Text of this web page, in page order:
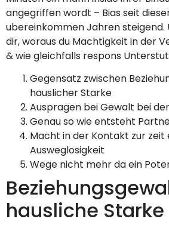
angegriffen wordt – Bias seit
ubereinkommen Jahren steigend.
dir, woraus du Machtigkeit in der
& wie gleichfalls respons
Gegensatz zwischen
hauslicher Starke
Auspragen bei Gewalt bei
Genau so wie entsteht
Macht in der Kontakt zur
Ausweglosigkeit
Wege nicht mehr da ein
hausliche Starke